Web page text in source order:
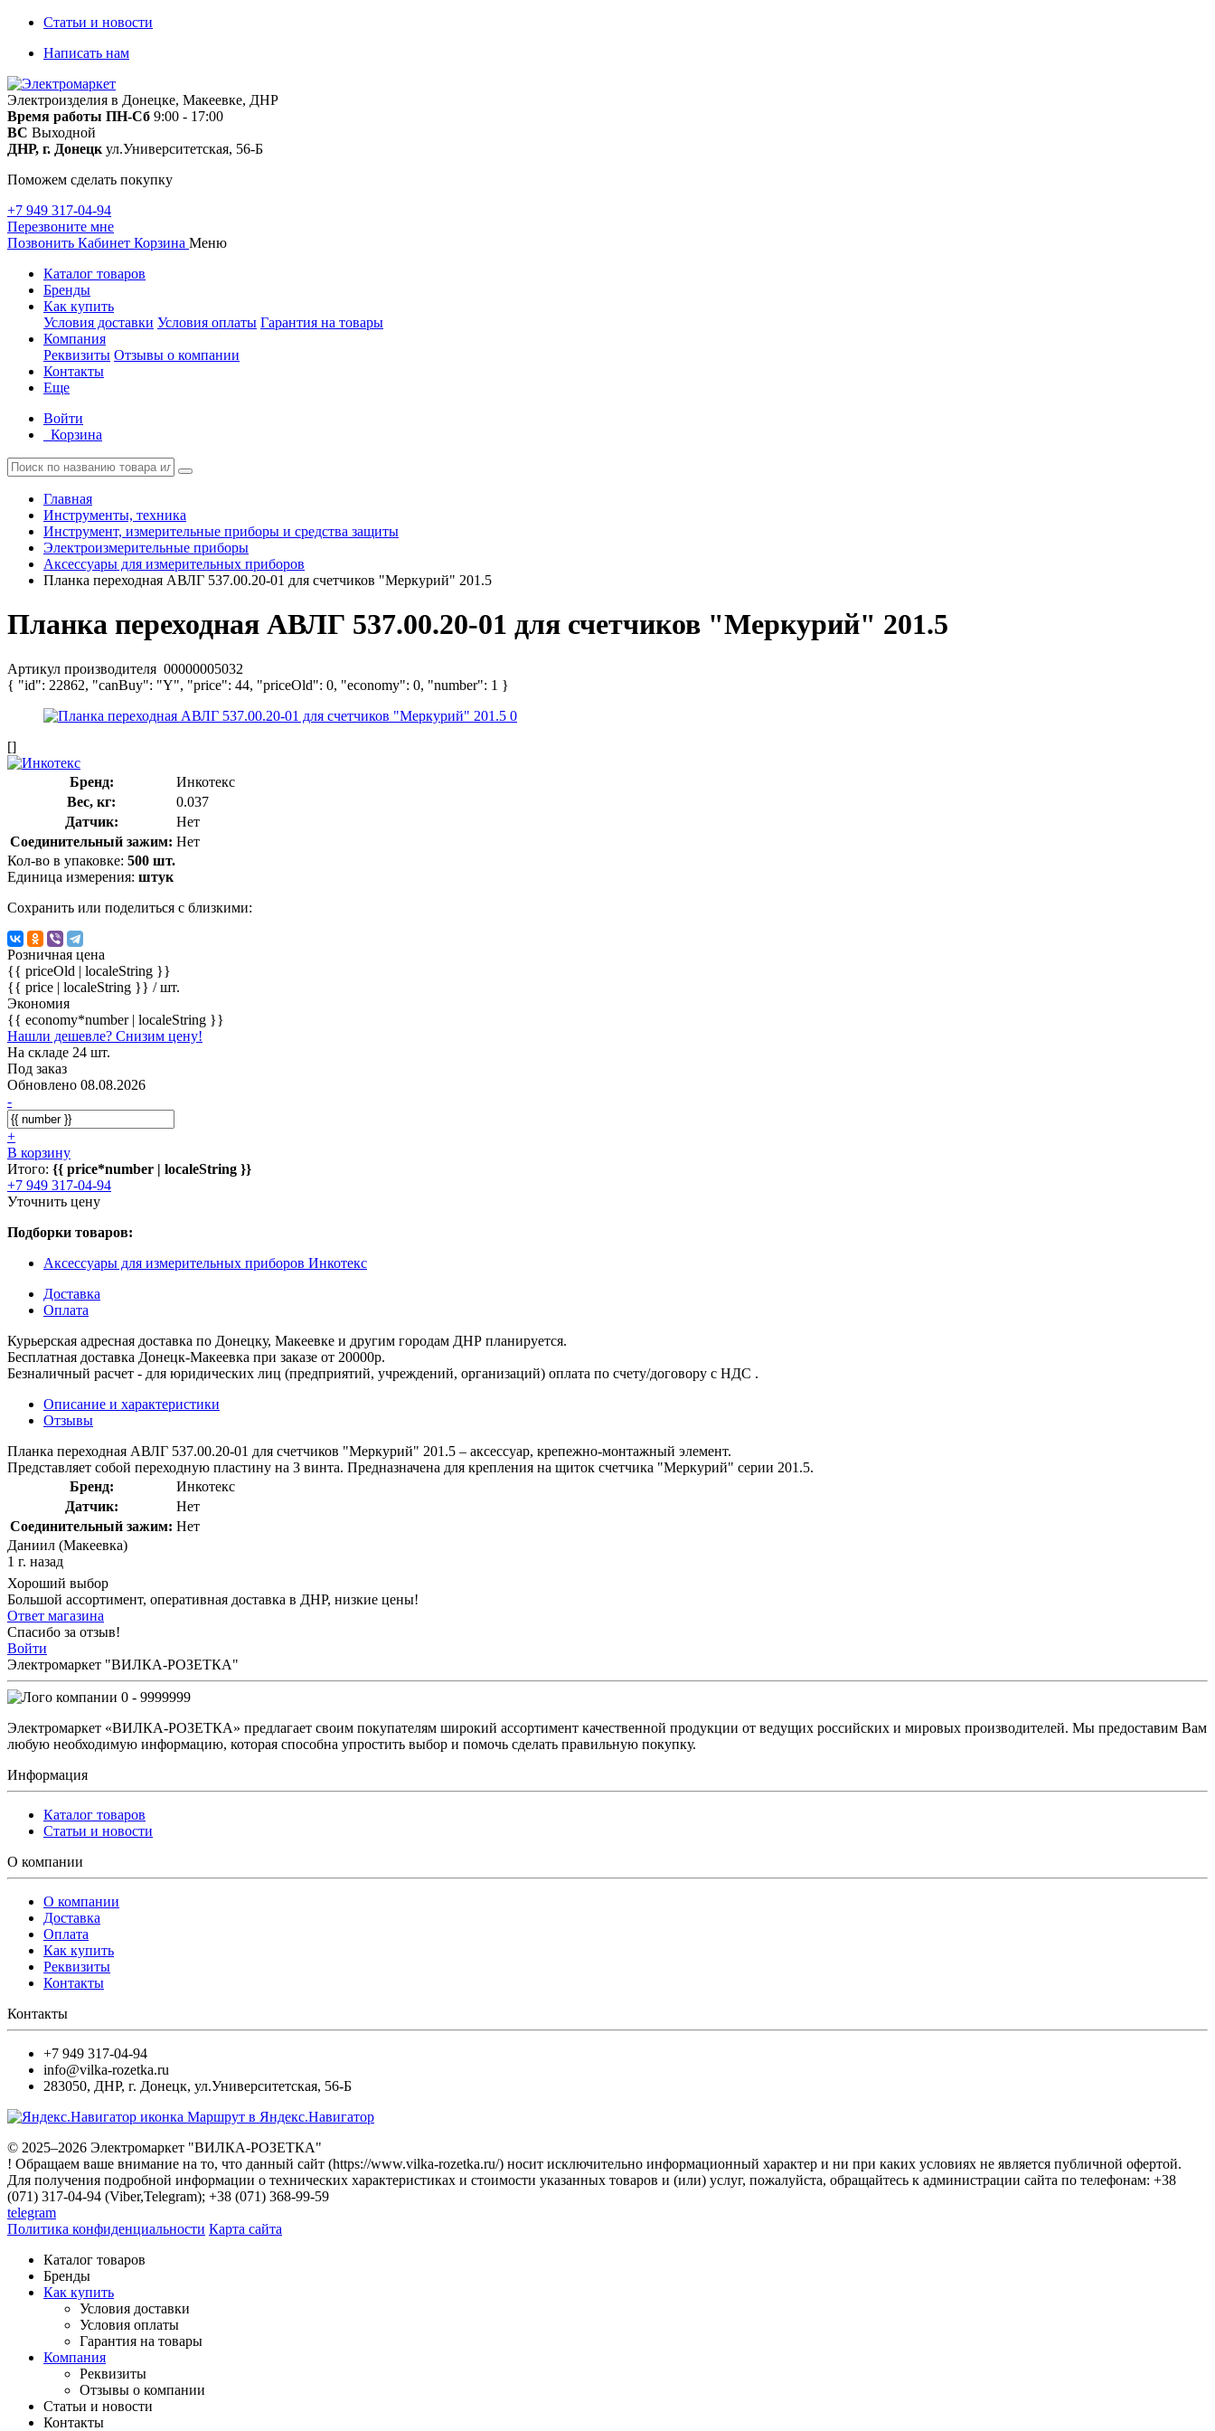
Статьи и новости
Написать нам
Электроизделия в Донецке, Макеевке, ДНР
Время работы ПН-Сб 9:00 - 17:00
ВС Выходной
ДНР, г. Донецк ул.Университетская, 56-Б
Поможем сделать покупку
+7 949 317-04-94
Перезвоните мне
Позвонить Кабинет Корзина Меню
Каталог товаров
Бренды
Как купить
Условия доставки Условия оплаты Гарантия на товары
Компания
Реквизиты Отзывы о компании
Контакты
Еще
Войти
Корзина
Главная
Инструменты, техника
Инструмент, измерительные приборы и средства защиты
Электроизмерительные приборы
Аксессуары для измерительных приборов
Планка переходная АВЛГ 537.00.20-01 для счетчиков "Меркурий" 201.5
Планка переходная АВЛГ 537.00.20-01 для счетчиков "Меркурий" 201.5
Артикул производителя 00000005032
{ "id": 22862, "canBuy": "Y", "price": 44, "priceOld": 0, "economy": 0, "number": 1 }
[]
Бренд:
Инкотекс
Вес, кг:
0.037
Датчик:
Нет
Соединительный зажим: Нет
Кол-во в упаковке: 500 шт.
Единица измерения: штук
Сохранить или поделиться с близкими:
Розничная цена
{{ priceOld | localeString }}
{{ price | localeString }} / шт.
Экономия
{{ economy*number | localeString }}
Нашли дешевле? Снизим цену!
На складе 24 шт.
Под заказ
Обновлено 08.08.2026
-
+
В корзину
Итого: {{ price*number | localeString }}
+7 949 317-04-94
Уточнить цену
Подборки товаров:
Аксессуары для измерительных приборов Инкотекс
Доставка
Оплата
Курьерская адресная доставка по Донецку, Макеевке и другим городам ДНР планируется.
Бесплатная доставка Донецк-Макеевка при заказе от 20000р.
Безналичный расчет - для юридических лиц (предприятий, учреждений, организаций) оплата по счету/договору с НДС .
Описание и характеристики
Отзывы
Планка переходная АВЛГ 537.00.20-01 для счетчиков "Меркурий" 201.5 – аксессуар, крепежно-монтажный элемент.
Представляет собой переходную пластину на 3 винта. Предназначена для крепления на щиток счетчика "Меркурий" серии 201.5.
Бренд:
Инкотекс
Датчик:
Нет
Соединительный зажим: Нет
Даниил (Макеевка)
1 г. назад
Хороший выбор
Большой ассортимент, оперативная доставка в ДНР, низкие цены!
Ответ магазина
Спасибо за отзыв!
Войти
Электромаркет "ВИЛКА-РОЗЕТКА"
0 - 9999999
Электромаркет «ВИЛКА-РОЗЕТКА» предлагает своим покупателям широкий ассортимент качественной продукции от ведущих российских и мировых производителей. Мы предоставим Вам
любую необходимую информацию, которая способна упростить выбор и помочь сделать правильную покупку.
Информация
Каталог товаров
Статьи и новости
О компании
О компании
Доставка
Оплата
Как купить
Реквизиты
Контакты
Контакты
+7 949 317-04-94
info@vilka-rozetka.ru
283050, ДНР, г. Донецк, ул.Университетская, 56-Б
Маршрут в Яндекс.Навигатор
© 2025–2026 Электромаркет "ВИЛКА-РОЗЕТКА"
! Обращаем ваше внимание на то, что данный сайт (https://www.vilka-rozetka.ru/) носит исключительно информационный характер и ни при каких условиях не является публичной офертой.
Для получения подробной информации о технических характеристиках и стоимости указанных товаров и (или) услуг, пожалуйста, обращайтесь к администрации сайта по телефонам: +38
(071) 317-04-94 (Viber,Telegram); +38 (071) 368-99-59
telegram
Политика конфиденциальности Карта сайта
Каталог товаров
Бренды
Как купить
Условия доставки
Условия оплаты
Гарантия на товары
Компания
Реквизиты
Отзывы о компании
Статьи и новости
Контакты